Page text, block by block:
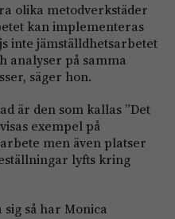
olika metodverkstäder
kan implementeras
inte jämställdhetsarbetet
analyser på samma
säger hon.
är den som kallas ”Det
exempel på
men även platser
lyfts kring
så har Monica